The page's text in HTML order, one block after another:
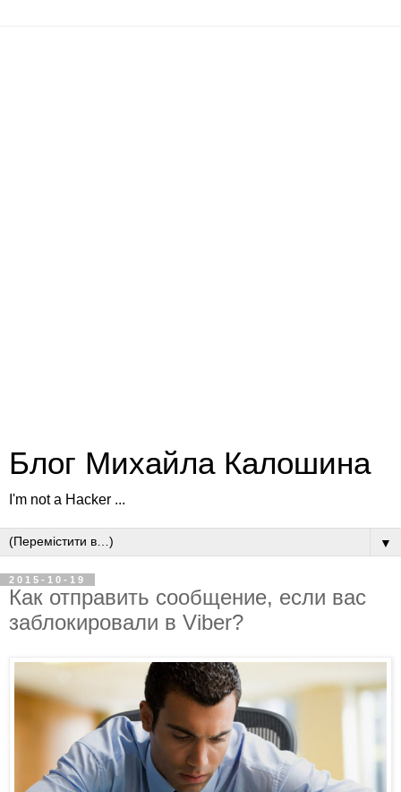
Блог Михайла Калошина
I'm not a Hacker ...
▼
2015-10-19
Как отправить сообщение, если вас
заблокировали в Viber?